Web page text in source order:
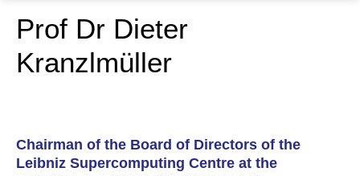
Prof Dr Dieter
Kranzlmüller
Chairman of the Board of Directors of the
Leibniz Supercomputing Centre at the